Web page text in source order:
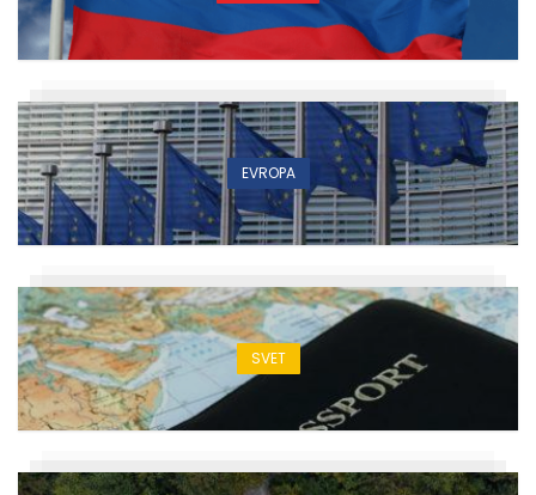
EVROPA
SVET